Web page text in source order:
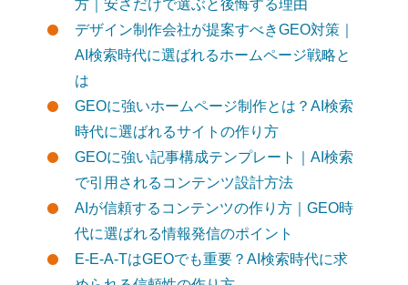
方｜安さだけで選ぶと後悔する理由
デザイン制作会社が提案すべきGEO対策｜
AI検索時代に選ばれるホームページ戦略と
は
GEOに強いホームページ制作とは？AI検索
時代に選ばれるサイトの作り方
GEOに強い記事構成テンプレート｜AI検索
で引用されるコンテンツ設計方法
AIが信頼するコンテンツの作り方｜GEO時
代に選ばれる情報発信のポイント
E-E-A-TはGEOでも重要？AI検索時代に求